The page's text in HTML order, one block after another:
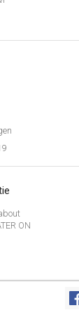
lijst
ON
Indoor